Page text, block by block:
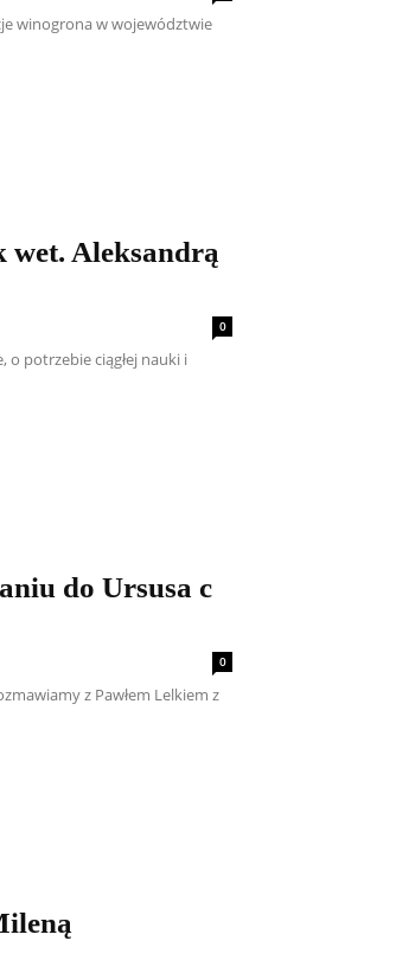
winogrona w województwie
wet. Aleksandrą
0
potrzebie ciągłej nauki i
do Ursusa c
0
z Pawłem Lelkiem z